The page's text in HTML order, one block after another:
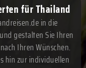
für Thailand
in die
gestalten Sie Ihren
Ihren Wünschen.
hin zur individuellen